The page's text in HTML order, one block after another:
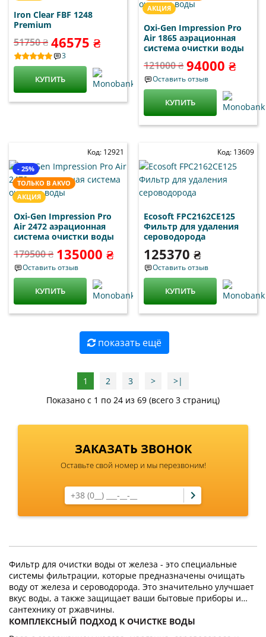
Iron Clear FBF 1248
Premium
51750 ₴ 46575 ₴
3
КУПИТЬ
Oxi-Gen Impression Pro
Air 1865 аэрационная
система очистки воды
121000 ₴ 94000 ₴
Оставить отзыв
КУПИТЬ
АКЦИЯ
Код: 12921
Oxi-Gen Impression Pro
Air 2472 аэрационная
система очистки воды
179500 ₴ 135000 ₴
Оставить отзыв
КУПИТЬ
- 25%
ТОЛЬКО В AKVO
АКЦИЯ
Код: 13609
Ecosoft FPC2162CE125
Фильтр для удаления
сероводорода
125370 ₴
Оставить отзыв
КУПИТЬ
показать ещё
1 2 3 >
>|
Показано с 1 по 24 из 69 (всего 3 страниц)
ЗАКАЗАТЬ ЗВОНОК
Оставьте свой номер и мы перезвоним!
Фильтр для очистки воды от железа - это специальные
системы фильтрации, которые предназначены очищать
воду от железа и сероводорода. Это значительно улучшает
вкус воды, а также защищает ваши бытовые приборы и
сантехнику от ржавчины.
КОМПЛЕКСНЫЙ ПОДХОД К ОЧИСТКЕ ВОДЫ